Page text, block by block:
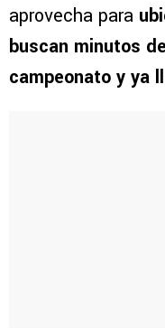
aprovecha para
buscan minutos
campeonato y ya